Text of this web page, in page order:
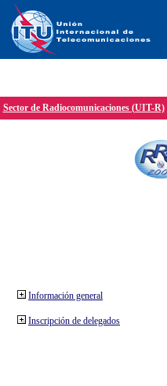
Sector de Radiocomunicaciones (UIT-R)
Información general
Inscripción de delegados